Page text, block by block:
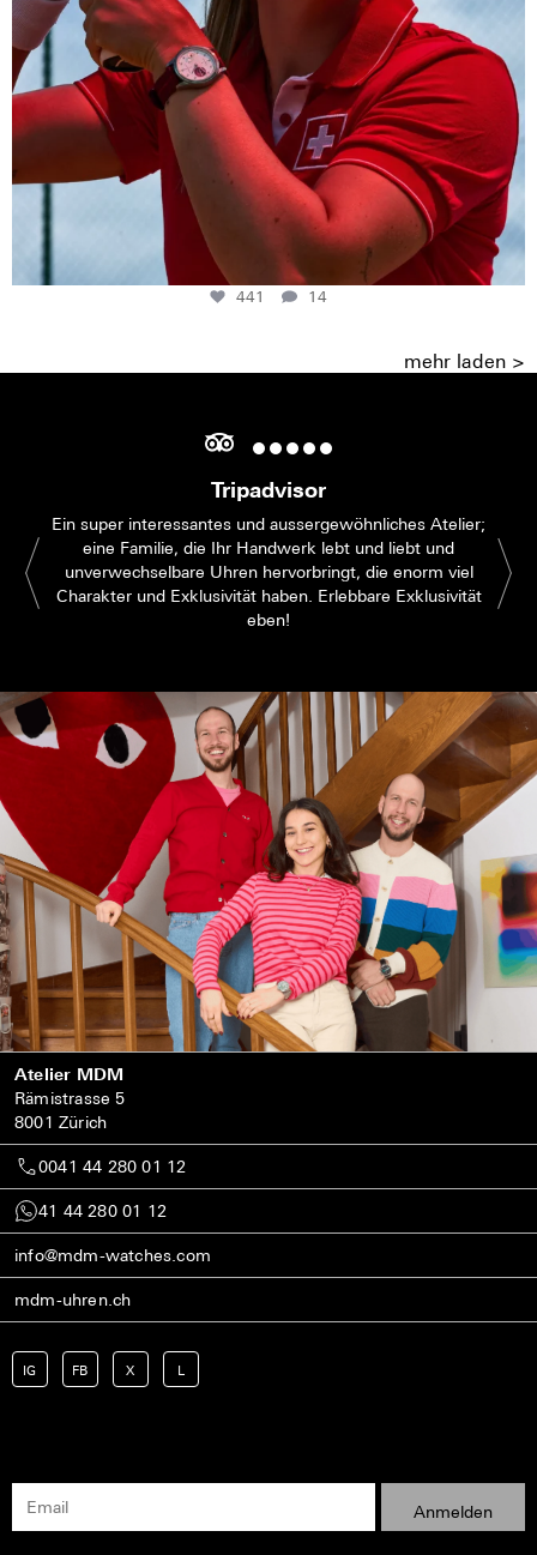
441 14
mehr laden >
Tripadvisor
Ein super interessantes und aussergewöhnliches Atelier;
eine Familie, die Ihr Handwerk lebt und liebt und
unverwechselbare Uhren hervorbringt, die enorm viel
Charakter und Exklusivität haben. Erlebbare Exklusivität
eben!
Atelier MDM
Rämistrasse 5
8001 Zürich
0041 44 280 01 12
41 44 280 01 12
info@mdm-watches.com
mdm-uhren.ch
IG FB X L